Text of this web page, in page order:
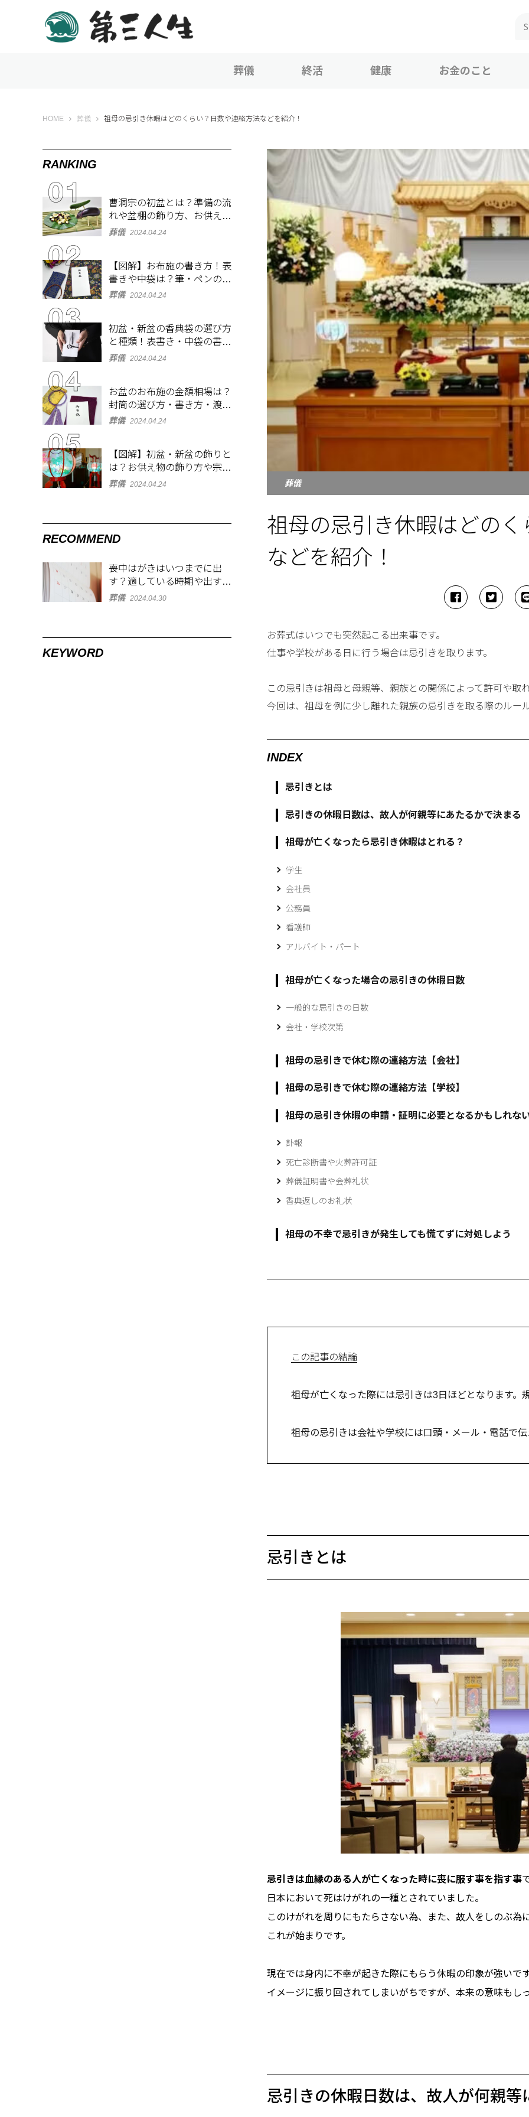
葬儀 終活 健康 お金のこと
HOME 第三人生 〜寄り道の歩き方〜
葬儀 祖母の忌引き休暇はどのくらい？日数や連絡方法などを紹介！
葬儀
祖母の忌引き休暇はどの
などを紹介！
お葬式はいつでも突然起こる出来事です。
仕事や学校がある日に行う場合は忌引きを取ります。
この忌引きは祖母と母親等、親族との関係によって許可や取
今回は、祖母を例に少し離れた親族の忌引きを取る際のルー
INDEX
忌引きとは
忌引きの休暇日数は、故人が何親等にあたるかで決まる
祖母が亡くなったら忌引き休暇はとれる？
学生
会社員
公務員
看護師
アルバイト・パート
祖母が亡くなった場合の忌引きの休暇日数
一般的な忌引きの日数
会社・学校次第
祖母の忌引きで休む際の連絡方法【会社】
祖母の忌引きで休む際の連絡方法【学校】
祖母の忌引き休暇の申請・証明に必要となるかもしれな
訃報
死亡診断書や火葬許可証
葬儀証明書や会葬礼状
香典返しのお礼状
祖母の不幸で忌引きが発生しても慌てずに対処しよう
この記事の結論
祖母が亡くなった際には忌引きは3日ほどとなります。
祖母の忌引きは会社や学校には口頭・メール・電話で
忌引きとは
忌引きは血縁のある人が亡くなった時に喪に服す事を指す事
日本において死はけがれの一種とされていました。
このけがれを周りにもたらさない為、また、故人をしのぶ為
これが始まりです。
現在では身内に不幸が起きた際にもらう休暇の印象が強いで
イメージに振り回されてしまいがちですが、本来の意味もし
忌引きの休暇日数は、故人が何親等
RANKING
曹洞宗の初盆とは？準備の流
れや盆棚の飾り方、お供え物
を解説
葬儀 2024.04.24
【図解】お布施の書き方！表
書きや中袋は？筆・ペンのマ
ナーとよくあるQ&A集
葬儀 2024.04.24
初盆・新盆の香典袋の選び方
と種類！表書き・中袋の書き
方、お札の入れ方も
葬儀 2024.04.24
お盆のお布施の金額相場は？
封筒の選び方・書き方・渡し
方も解説
葬儀 2024.04.24
【図解】初盆・新盆の飾りと
は？お供え物の飾り方や宗派
ごとの違いを解説！
葬儀 2024.04.24
RECOMMEND
喪中はがきはいつまでに出
す？適している時期や出す範
囲を解説！
葬儀 2024.04.30
KEYWORD